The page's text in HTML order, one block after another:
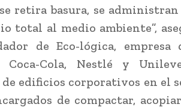
retira basura, se
total al medio ambiente”,
de Eco-lógica, empresa
Coca-Cola, Nestlé y
de edificios corporativos en el
de compactar,